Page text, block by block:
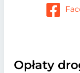
Opłaty